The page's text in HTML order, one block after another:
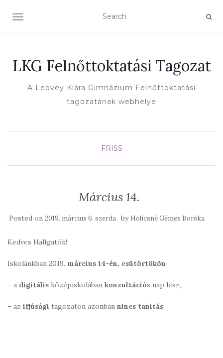
TOGGLE NAVIGATION
LKG Felnőttoktatási Tagozat
A Leövey Klára Gimnázium Felnőttoktatási
tagozatának webhelye
FRISS
Március 14.
Posted on 2019. március 6. szerda by Holicsné Gémes Boróka
Kedves Hallgatók!
Iskolánkban 2019. március 14-én, csütörtökön
– a digitális középiskolában konzultációs nap lesz,
– az ifjúsági tagozaton azonban nincs tanítás.